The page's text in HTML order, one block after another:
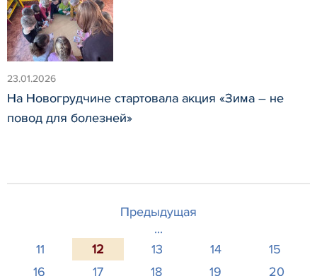
23.01.2026
На Новогрудчине стартовала акция «Зима – не
повод для болезней»
Предыдущая
...
11
12 13 14
15
16
17 18 19 20